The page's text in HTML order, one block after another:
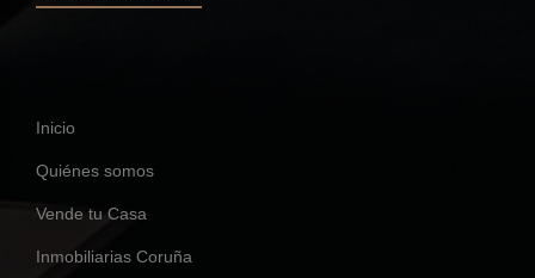
Inicio
Quiénes somos
Vende tu Casa
Inmobiliarias Coruña